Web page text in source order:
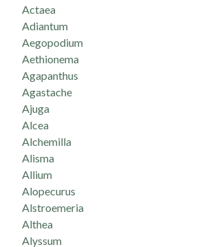
Actaea
Adiantum
Aegopodium
Aethionema
Agapanthus
Agastache
Ajuga
Alcea
Alchemilla
Alisma
Allium
Alopecurus
Alstroemeria
Althea
Alyssum